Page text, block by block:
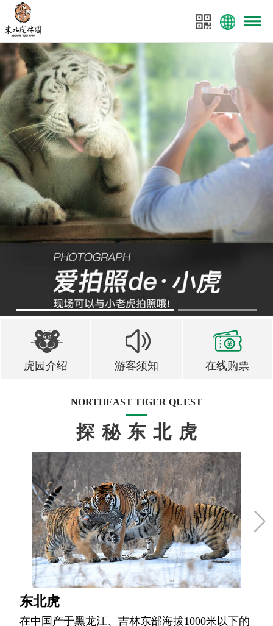
东北虎林园
东北虎林园全案策划：美景数码
1 2
虎园介绍 游客须知 在线购票
NORTHEAST TIGER QUEST
探秘东北虎
东北虎
在中国产于黑龙江、吉林东部海拔1000米以下的